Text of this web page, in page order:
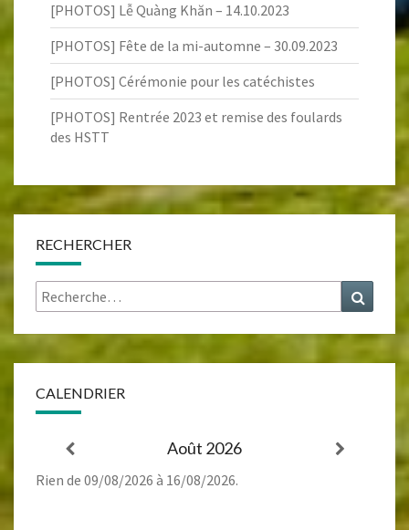
[PHOTOS] Lễ Quàng Khăn – 14.10.2023
[PHOTOS] Fête de la mi-automne – 30.09.2023
[PHOTOS] Cérémonie pour les catéchistes
[PHOTOS] Rentrée 2023 et remise des foulards
des HSTT
RECHERCHER
Rechercher :
CALENDRIER
Août 2026
Rien de 09/08/2026 à 16/08/2026.